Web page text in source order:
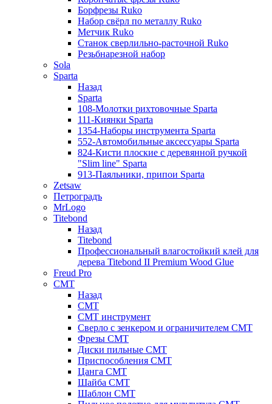
Борфрезы Ruko
Набор свёрл по металлу Ruko
Метчик Ruko
Станок сверлильно-расточной Ruko
Резьбнарезной набор
Sola
Sparta
Назад
Sparta
108-Молотки рихтовочные Sparta
111-Киянки Sparta
1354-Наборы инструмента Sparta
552-Автомобильные аксессуары Sparta
824-Кисти плоские с деревянной ручкой
"Slim line" Sparta
913-Паяльники, припои Sparta
Zetsaw
Петроградъ
MrLogo
Titebond
Назад
Titebond
Профессиональный влагостойкий клей для
дерева Titebond II Premium Wood Glue
Freud Pro
CMT
Назад
CMT
CMT инструмент
Сверло с зенкером и ограничителем CMT
Фрезы CMT
Диски пильные CMT
Приспособления СМТ
Цанга CMT
Шайба CMT
Шаблон CMT